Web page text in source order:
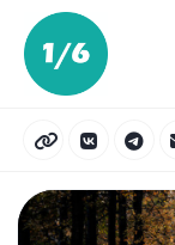
Перейти
содержанию